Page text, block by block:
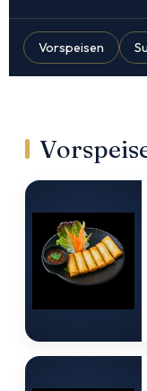
Vorspeisen